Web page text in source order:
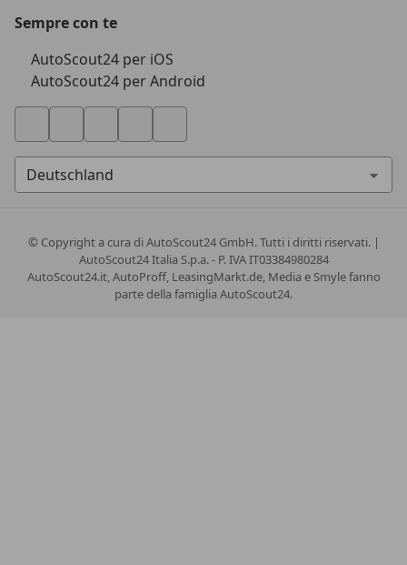
Sempre con te
AutoScout24 per iOS
AutoScout24 per Android
© Copyrighta cura di AutoScout24 GmbH. Tutti i diritti riservati. |
AutoScout24 Italia S.p.a. - P. IVA IT03384980284
AutoScout24.it, AutoProff, LeasingMarkt.de, Media e Smyle fanno
parte della famiglia AutoScout24.